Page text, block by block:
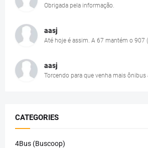
Obrigada pela informação.
aasj
Até hoje é assim. A 67 mantém o 907
aasj
Torcendo para que venha mais ônibus
CATEGORIES
4Bus (Buscoop)